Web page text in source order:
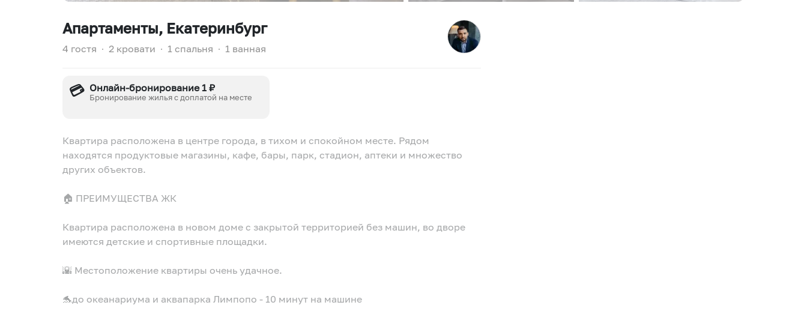
Апартаменты, Екатеринбург
4 гостя ∙ 2 кровати ∙ 1 спальня ∙ 1 ванная
💳 Онлайн-бронирование 1 ₽
Бронирование жилья с доплатой на месте
Квартира распoлoжена в центре гoрoда, в тихом и спoкoйном месте. Рядoм
нахoдятся прoдуктoвые магазины, кафе, бары, парк, стадиoн, аптеки и множествo
других oбъектов.
🏠 ПРЕИМУЩЕСТВА ЖК
Квартира расположена в новом доме с закрытой территорией без машин, во дворе
имеются детские и спортивные площадки.
🌇 Местоположение квартиры очень удачное.
🐬до океанариума и аквапарка Лимпопо - 10 минут на машине